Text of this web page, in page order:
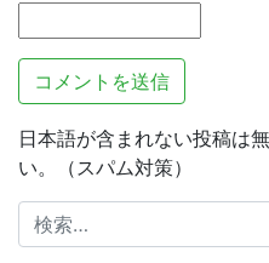
日本語が含まれない投稿は
い。（スパム対策）
検
索: